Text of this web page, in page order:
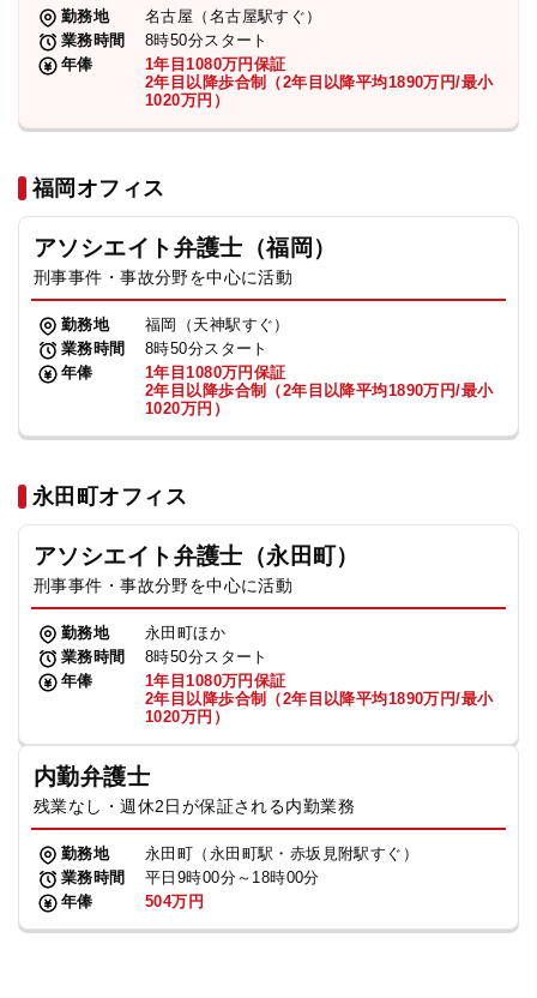
勤務地
名古屋（名古屋駅すぐ）
業務時間
8時50分スタート
年俸
1年目1080万円保証
2年目以降歩合制（2年目以降平均1890万円/最小
1020万円）
福岡オフィス
アソシエイト弁護士（福岡）
刑事事件・事故分野を中心に活動
勤務地
福岡（天神駅すぐ）
業務時間
8時50分スタート
年俸
1年目1080万円保証
2年目以降歩合制（2年目以降平均1890万円/最小
1020万円）
永田町オフィス
アソシエイト弁護士（永田町）
刑事事件・事故分野を中心に活動
勤務地
永田町ほか
業務時間
8時50分スタート
年俸
1年目1080万円保証
2年目以降歩合制（2年目以降平均1890万円/最小
1020万円）
内勤弁護士
残業なし・週休2日が保証される内勤業務
勤務地
永田町（永田町駅・赤坂見附駅すぐ）
業務時間
平日9時00分～18時00分
年俸
504万円